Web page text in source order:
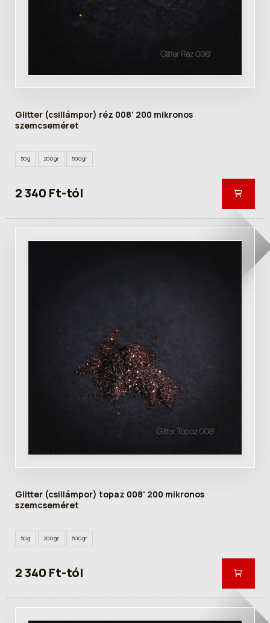
Glitter (csillámpor) réz 008' 200 mikronos
szemcseméret
50g 200gr 500gr
2 340 Ft-tól
Glitter (csillámpor) topaz 008' 200 mikronos
szemcseméret
50g 200gr 500gr
2 340 Ft-tól